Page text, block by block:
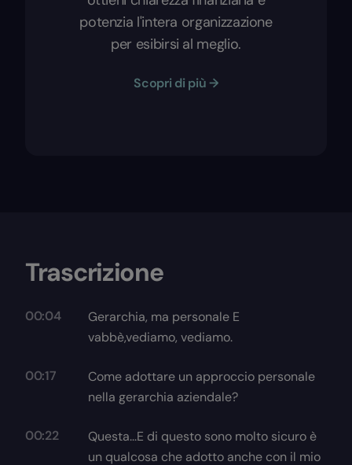
potenzia l'intera organizzazione
per esibirsi al meglio.
Scopri di più →
Trascrizione
00:04
Gerarchia, ma personale E
vabbè,vediamo, vediamo.
00:17
Come adottare un approccio personale
nella gerarchia aziendale?
00:22
Questa...E di questo sono molto sicuro è
un qualcosa che adotto anche con il mio